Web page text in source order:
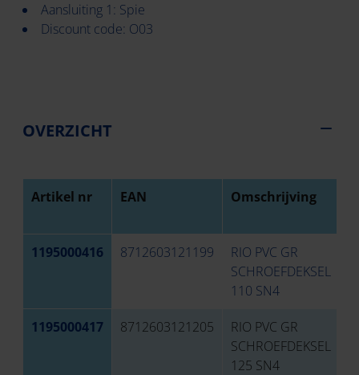
Aansluiting 1: Spie
Discount code: O03
OVERZICHT
Artikel nr EAN Omschrijving
1195000416 8712603121199
RIO PVC GR
SCHROEFDEKSEL
110 SN4
1195000417 8712603121205
RIO PVC GR
SCHROEFDEKSEL
125 SN4